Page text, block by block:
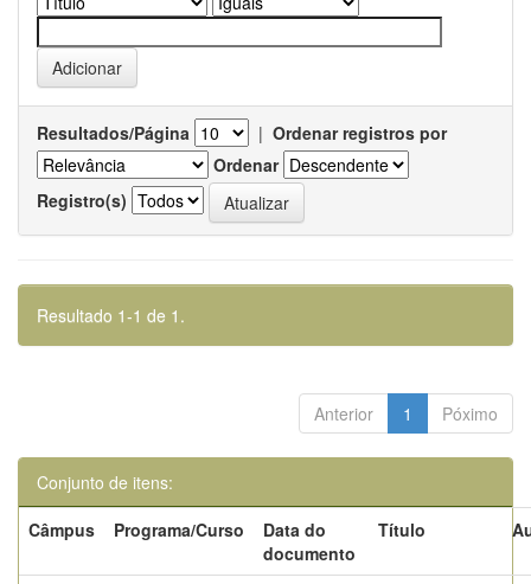
Resultados/Página | Ordenar registros por
Ordenar
Registro(s)
Resultado 1-1 de 1.
Anterior 1 Póximo
Conjunto de itens:
Câmpus
Programa/Curso
Data do
documento
Título